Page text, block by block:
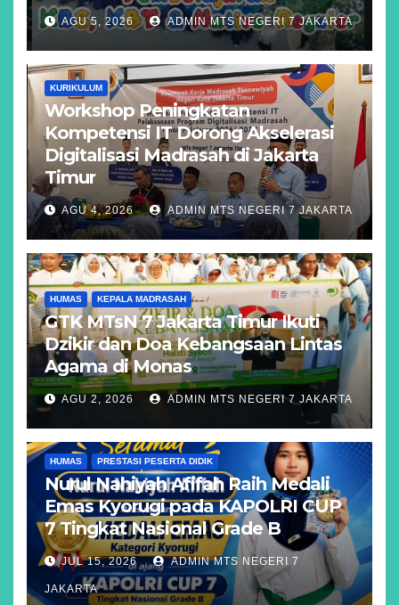
AGU 5, 2026 ADMIN MTS NEGERI 7 JAKARTA
KURIKULUM
Workshop Peningkatan
Kompetensi IT Dorong Akselerasi
Digitalisasi Madrasah di Jakarta
Timur
AGU 4, 2026 ADMIN MTS NEGERI 7 JAKARTA
HUMAS KEPALA MADRASAH
GTK MTsN 7 Jakarta Timur Ikuti
Dzikir dan Doa Kebangsaan Lintas
Agama di Monas
AGU 2, 2026 ADMIN MTS NEGERI 7 JAKARTA
HUMAS PRESTASI PESERTA DIDIK
Nurul Nahiyah Afifah Raih Medali
Emas Kyorugi pada KAPOLRI CUP
7 Tingkat Nasional Grade B
JUL 15, 2026 ADMIN MTS NEGERI 7
JAKARTA